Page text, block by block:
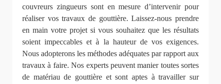
couvreurs zingueurs sont en mesure d’intervenir pour
réaliser vos travaux de gouttière. Laissez-nous prendre
en main votre projet si vous souhaitez que les résultats
soient impeccables et à la hauteur de vos exigences.
Nous adopterons les méthodes adéquates par rapport aux
travaux à faire. Nos experts peuvent manier toutes sortes
de matériau de gouttière et sont aptes à travailler sur